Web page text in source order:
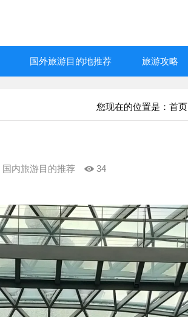
国外旅游目的地推荐 旅游攻略
您现在的位置是： 首页
国内旅游目的推荐 34